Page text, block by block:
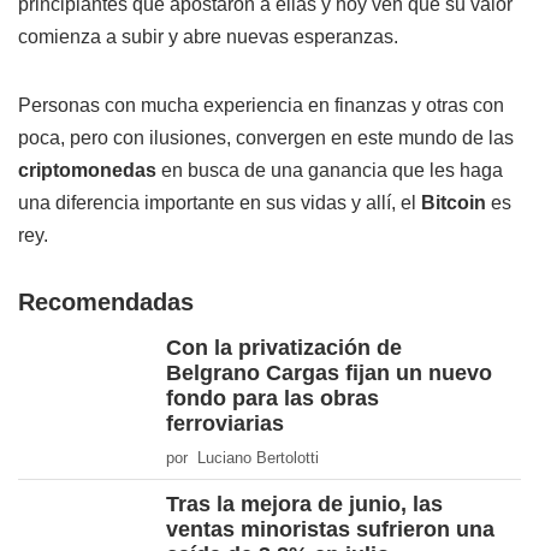
principiantes que apostaron a ellas y hoy ven que su valor
comienza a subir y abre nuevas esperanzas.
Personas con mucha experiencia en finanzas y otras con
poca, pero con ilusiones, convergen en este mundo de las
criptomonedas en busca de una ganancia que les haga
una diferencia importante en sus vidas y allí, el
Bitcoin es
rey.
Recomendadas
Con la privatización de
Belgrano Cargas fijan un nuevo
fondo para las obras
ferroviarias
por Luciano Bertolotti
Tras la mejora de junio, las
ventas minoristas sufrieron una